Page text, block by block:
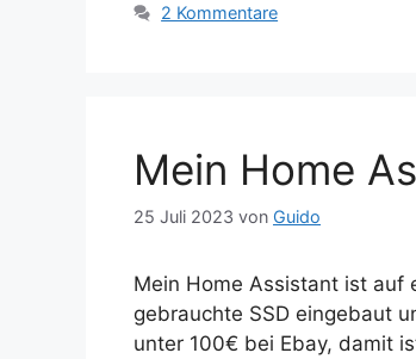
2 Kommentare
Mein Home
25 Juli 2023 von Guido
Mein Home Assistant ist auf
gebrauchte SSD eingebaut
unter 100€ bei Ebay, damit